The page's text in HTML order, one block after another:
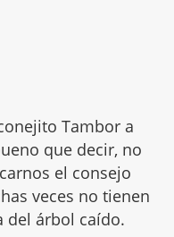
Tambor a
que decir, no
el consejo
veces no tienen
del árbol caído.